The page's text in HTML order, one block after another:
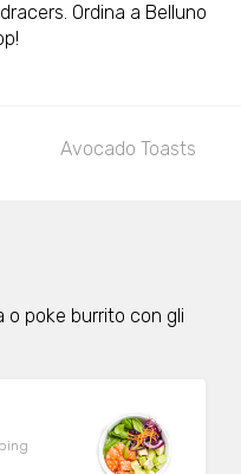
Ordina a Belluno
Avocado Toasts
o poke burrito con gli